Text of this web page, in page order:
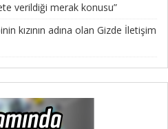
verildiği merak konusu”
kızının adına olan Gizde İletişim